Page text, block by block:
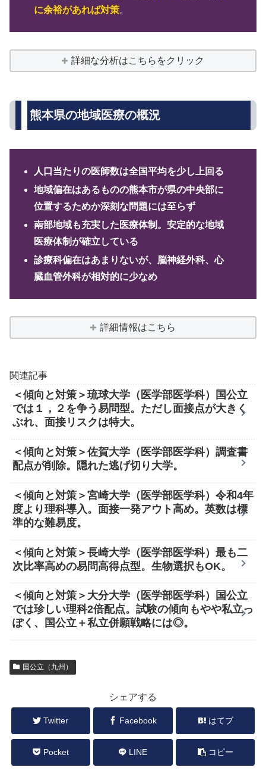
に余裕があれば対策。
詳細な分析はこちらをクリック
熊本県の地域医療の概況
人口当たりの医師数は全国平均を少し上回る
地域偏在はあるものの熊本市が県の中央部に
位置するためか深刻な問題には至らず
南部地域も充実した医療体制。安定的な地域
医療体制が確立している
診療科偏在はあまりないが、脳神経外科、心
臓血管外科が相対的に少なめ
詳細情報はこちら
関連記事
＜傾向と対策＞琉球大学（医学部医学科）国公立
では１，２を争う易問型。ただし面接点が大きく
ぶれ、面接リスクは特大。
＜傾向と対策＞佐賀大学（医学部医学科）調査書
配点が削除。隠れた逃げ切り大学。
＜傾向と対策＞宮崎大学（医学部医学科）令和4年
度より理科導入。面接一発アウト高め。英数は標
準的な難易度。
＜傾向と対策＞長崎大学（医学部医学科）最も二
次比率高めの易問高得点型。生物選択もOK。
＜傾向と対策＞大分大学（医学部医学科）国公立
では珍しい理科2倍配点。試験の傾向もやや私立っ
ぽく、国公立＋私立併願戦略には◎。
国公立（九州）
シェアする
Twitter Facebook はてブ
Pocket LINE コピー